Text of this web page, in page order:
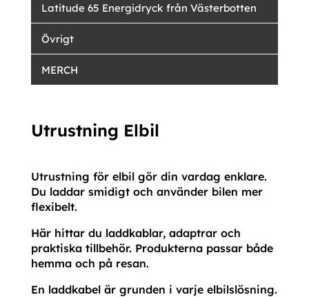
Latitude 65 Energidryck från Västerbotten
Övrigt
MERCH
Utrustning Elbil
Utrustning för elbil gör din vardag enklare.
Du laddar smidigt och använder bilen mer
flexibelt.
Här hittar du laddkablar, adaptrar och
praktiska tillbehör. Produkterna passar både
hemma och på resan.
En laddkabel är grunden i varje elbilslösning.